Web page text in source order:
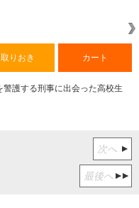
取りおき カート
護する刑事に出会った高校生
次へ
最後へ